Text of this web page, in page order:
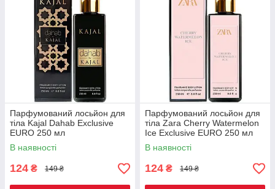
Парфумований лосьйон для
тіла Kajal Dahab Exclusive
EURO 250 мл
В наявності
124 ₴ 149 ₴
Парфумований лосьйон для
тіла Zara Cherry Watermelon
Ice Exclusive EURO 250 мл
В наявності
124 ₴ 149 ₴